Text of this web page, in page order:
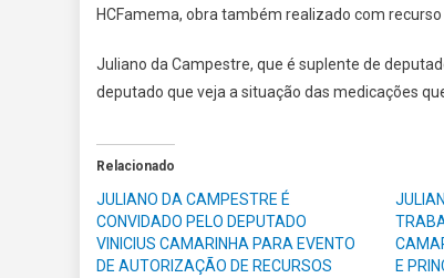
HCFamema, obra também realizado com
Juliano da Campestre, que é suplente de
deputado que veja a situação das medicações
Relacionado
JULIANO DA CAMPESTRE É
CONVIDADO PELO DEPUTADO
VINICIUS CAMARINHA PARA EVENTO
DE AUTORIZAÇÃO DE RECURSOS
E